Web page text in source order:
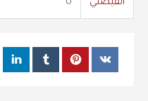
الفيصلي 0